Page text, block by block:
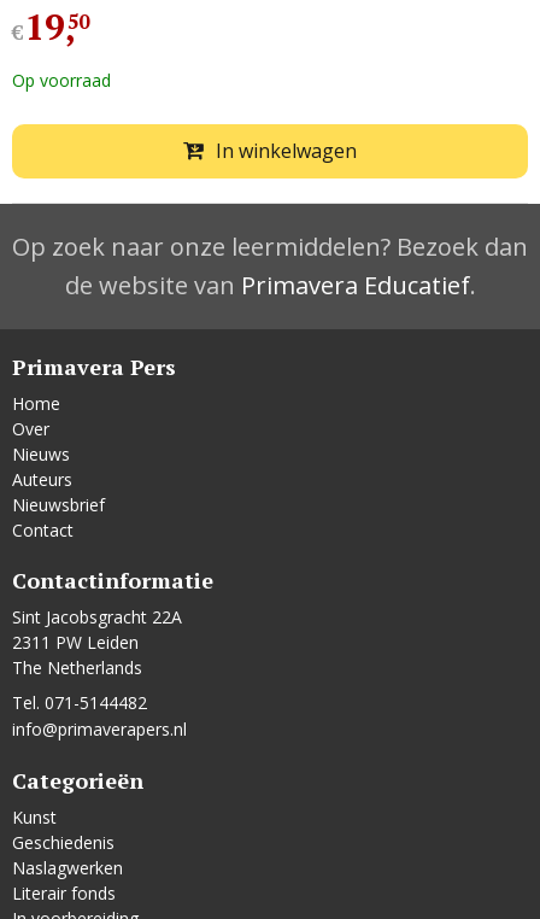
€19,
50
Op voorraad
In winkelwagen
Op zoek naar onze leermiddelen? Bezoek dan
de website van Primavera Educatief.
Primavera Pers
Home
Over
Nieuws
Auteurs
Nieuwsbrief
Contact
Contactinformatie
Sint Jacobsgracht 22A
2311 PW Leiden
The Netherlands
Tel. 071-5144482
info@primaverapers.nl
Categorieën
Kunst
Geschiedenis
Naslagwerken
Literair fonds